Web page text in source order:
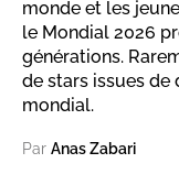
monde et les
le Mondial 2026
générations.
de stars issues
mondial.
Par Anas Zabari